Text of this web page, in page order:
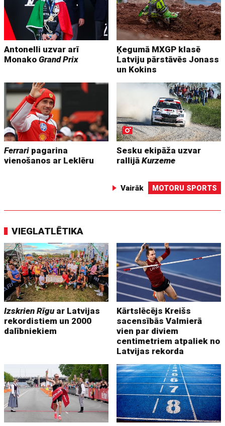
Antonelli uzvar arī
MonakoGrand Prix
Ķegumā MXGP klasē
Latviju pārstāvēs Jonass
un Kokins
Ferrari pagarina
vienošanos ar Leklēru
Sesku ekipāža uzvar
rallijāKurzeme
Vairāk MOTORU SPORTS
VIEGLATLĒTIKA
Izskrien Rīguar Latvijas
rekordistiem un 2000
dalībniekiem
Kārtslēcējs Kreišs
sacensībās Valmierā
vien par diviem
centimetriem atpaliek no
Latvijas rekorda